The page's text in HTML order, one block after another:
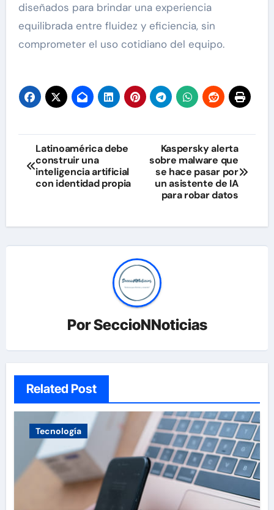
diseñados para brindar una experiencia
equilibrada entre fluidez y eficiencia, sin
comprometer el uso cotidiano del equipo.
Navegación
de
Latinoamérica debe
construir una
inteligencia artificial
con identidad propia
Kaspersky alerta
sobre malware que
se hace pasar por
un asistente de IA
para robar datos
PorSeccioNNoticias
Related Post
Tecnología